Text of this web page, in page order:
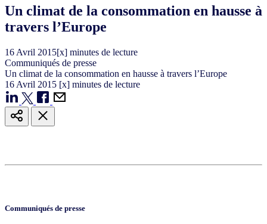
Un climat de la consommation en hausse à
travers l’Europe
16 Avril 2015[x] minutes de lecture
Communiqués de presse
Un climat de la consommation en hausse à travers l’Europe
16 Avril 2015 [x] minutes de lecture
Communiqués de presse